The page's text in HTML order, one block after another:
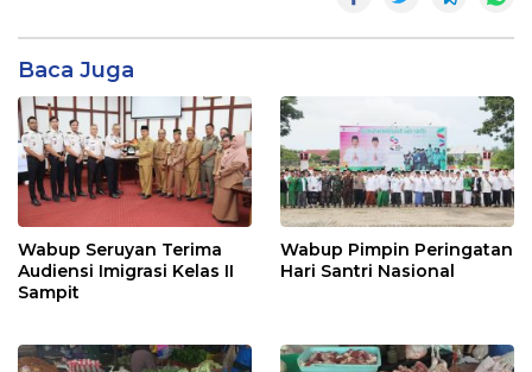
Baca Juga
Wabup Seruyan Terima
Audiensi Imigrasi Kelas II
Sampit
Wabup Pimpin Peringatan
Hari Santri Nasional